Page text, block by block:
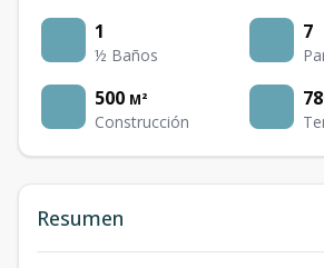
1
½ Baños
7
500 M²
Construcción
Resumen